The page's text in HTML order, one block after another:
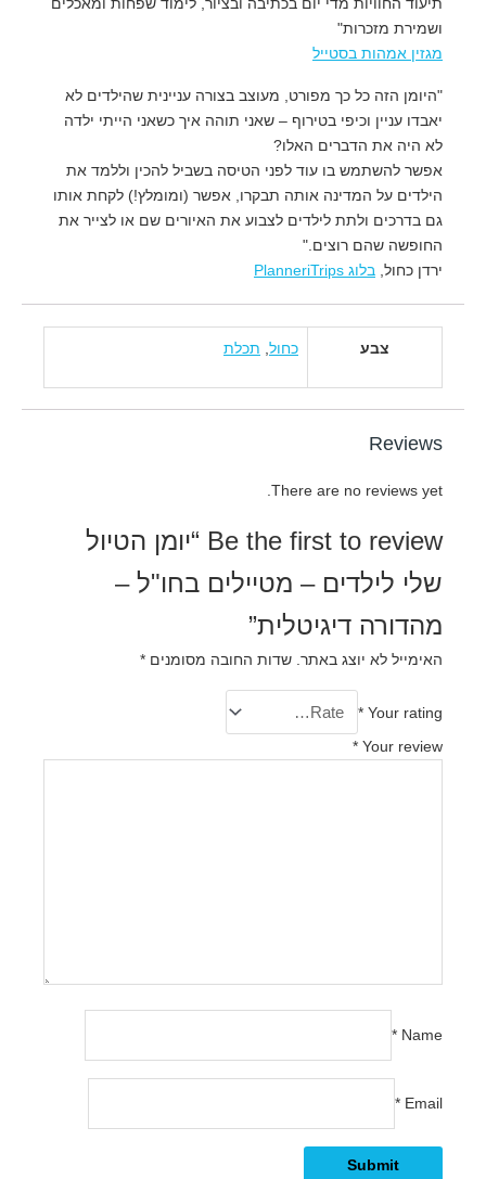
ושמירת מזכרות"
מגזין אמהות בסטייל
"היומן הזה כל כך מפורט, מעוצב בצורה עניינית שהילדים לא
יאבדו עניין וכיפי בטירוף – שאני תוהה איך כשאני הייתי ילדה
לא היה את הדברים האלו?
אפשר להשתמש בו עוד לפני הטיסה בשביל להכין וללמד את
הילדים על המדינה אותה תבקרו, אפשר (ומומלץ!) לקחת אותו
גם בדרכים ולתת לילדים לצבוע את האיורים שם או לצייר את
החופשה שהם רוצים."
ירדן כחול, בלוג PlanneriTrips
צבע כחול תכלת
Reviews
There are no reviews yet.
Be the first to review “יומן הטיול
שלי לילדים – מטיילים בחו"ל –
מהדורה דיגיטלית”
האימייל לא יוצג באתר. שדות החובה מסומנים *
Your rating
*
Your review
*
Name
*
Email
*